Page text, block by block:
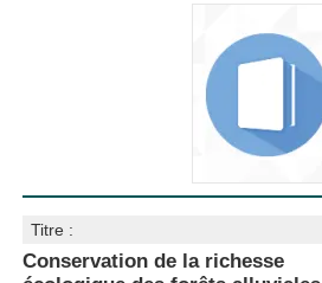
Titre :
Conservation de la richesse